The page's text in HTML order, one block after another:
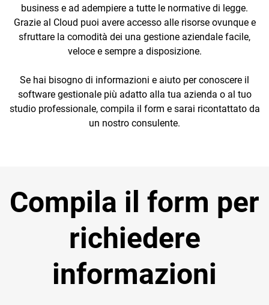
business e ad adempiere a tutte le normative di legge.
Grazie al Cloud puoi avere accesso alle risorse ovunque e
sfruttare la comodità dei una gestione aziendale facile,
veloce e sempre a disposizione.
Se hai bisogno di informazioni e aiuto per conoscere il
software gestionale più adatto alla tua azienda o al tuo
studio professionale, compila il form e sarai ricontattato da
un nostro consulente.
Compila il form per
richiedere
informazioni